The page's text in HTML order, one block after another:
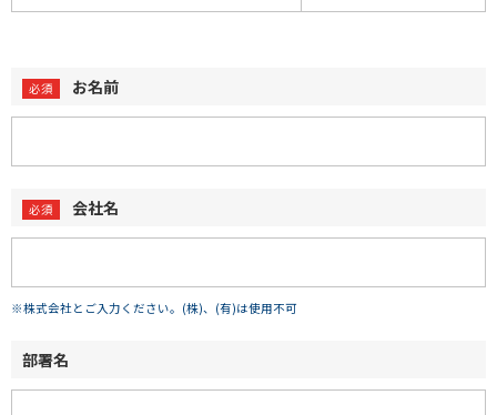
お名前
会社名
※株式会社とご入力ください。(株)、(有)は使用不可
部署名